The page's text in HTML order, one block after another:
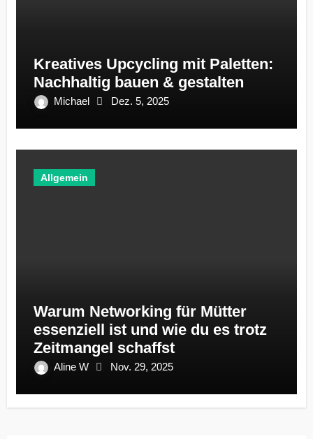
Kreatives Upcycling mit Paletten:
Nachhaltig bauen & gestalten
Michael Dez. 5, 2025
Allgemein
Warum Networking für Mütter
essenziell ist und wie du es trotz
Zeitmangel schaffst
Aline W Nov. 29, 2025